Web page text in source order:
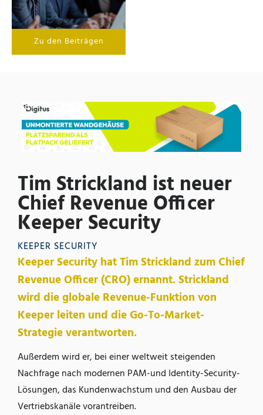
Zu den Beiträgen
Tim Strickland ist neuer
Chief Revenue Officer
Keeper Security
KEEPER SECURITY
Keeper Security hat Tim Strickland zum Chief
Revenue Officer (CRO) ernannt. Strickland
wird die globale Revenue-Funktion von
Keeper leiten und die Go-To-Market-
Strategie verantworten.
Außerdem wird er, bei einer weltweit steigenden
Nachfrage nach modernen PAM-und Identity-Security-
Lösungen, das Kundenwachstum und den Ausbau der
Vertriebskanäle vorantreiben.